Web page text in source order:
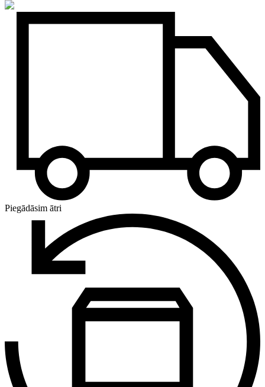
Piegādāsim ātri